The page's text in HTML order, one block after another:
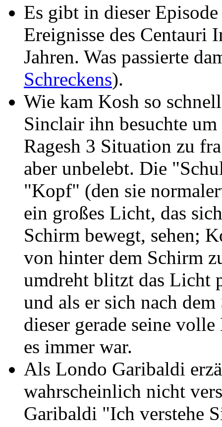
Es gibt in dieser
Ereignisse des Centauri
Jahren. Was passierte
Schreckens).
Wie kam Kosh so
Sinclair ihn besuchte
Ragesh 3 Situation zu
aber unbelebt. Die
"Kopf" (den sie
ein großes Licht, das
Schirm bewegt, sehen;
von hinter dem Schirm
umdreht blitzt das Licht
und als er sich nach
dieser gerade seine
es immer war.
Als Londo Garibaldi
wahrscheinlich nicht
Garibaldi "Ich verstehe